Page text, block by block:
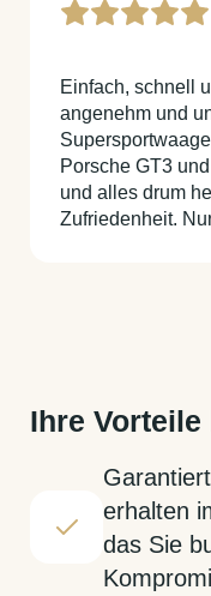
Einfach, schnell
angenehm und
Porsche GT3
und alles drum
Zufriedenheit.
Ihre Vorteile
erhalten
das Sie